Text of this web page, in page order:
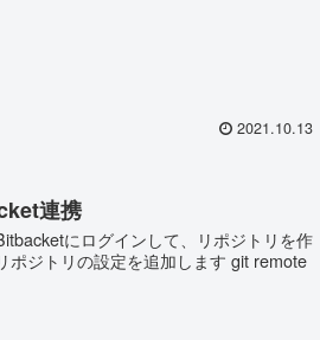
2021.10.13
連携
にログインして、リポジトリを作
ポジトリの設定を追加します git remote